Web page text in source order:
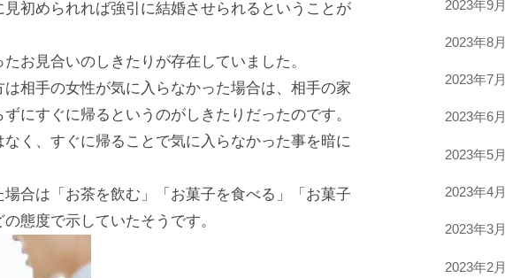
初められれば強引に結婚させられるということが
お見合いのしきたりが存在していました。
相手の女性が気に入らなかった場合は、相手の家
にすぐに帰るというのがしきたりだったのです。
く、すぐに帰ることで気に入らなかった事を暗に
合は「お茶を飲む」「お菓子を食べる」「お菓子
態度で示していたそうです。
2023年9月
2023年8月
2023年7月
2023年6月
2023年5月
2023年4月
2023年3月
2023年2月